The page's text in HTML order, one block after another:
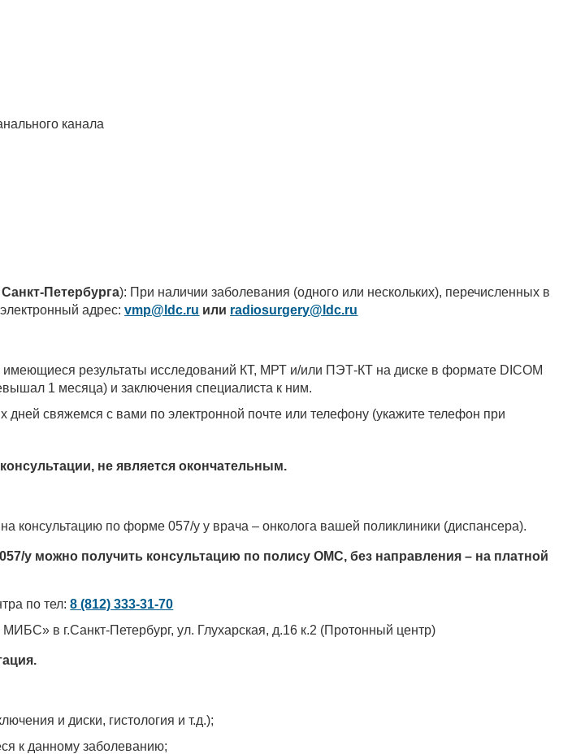
канала
Петербурга): При наличии заболевания (одного или нескольких), перечисленных в
адрес:vmp@ldc.ru или radiosurgery@ldc.ru
имеющиеся результаты исследований КТ, МРТ и/или ПЭТ-КТ на диске в формате DICOM
1 месяца) и заключения специалиста к ним.
свяжемся с вами по электронной почте или телефону (укажите телефон при
не является окончательным.
консультацию по форме 057/у у врача – онколога вашей поликлиники (диспансера).
у можно получить консультацию по полису ОМС, без направления – на платной
по тел:8 (812) 333-31-70
в г.Санкт-Петербург, ул. Глухарская, д.16 к.2 (Протонный центр)
и диски, гистология и т.д.);
к данному заболеванию;